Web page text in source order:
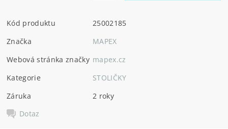
Kód produktu
25002185
Značka
MAPEX
Webová stránka značky mapex.cz
Kategorie
STOLIČKY
Záruka
2 roky
Dotaz